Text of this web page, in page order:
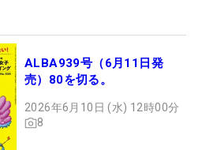
ALBA939号（6月11日発
売）80を切る。
2026年6月10日 (水) 12時00分
8